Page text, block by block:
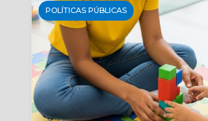
POLÍTICAS PÚBLICAS